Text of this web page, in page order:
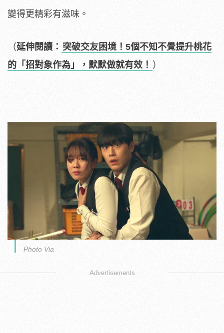
變得更精彩有滋味。
（延伸閱讀： 突破交友困境！5個不知不覺提升桃花
的「招對象作為」，默默做就有效！ ）
Photo Via
Advertisements